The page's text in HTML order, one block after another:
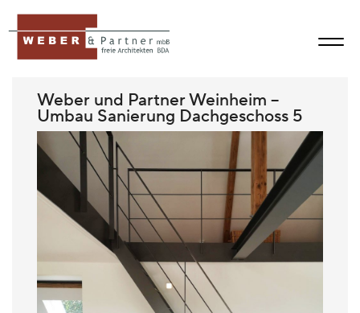
Weber und Partner Weinheim –
Umbau Sanierung Dachgeschoss 5